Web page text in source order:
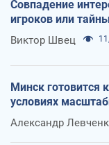
Совпадение
игроков или
Виктор Швец
Минск готовится
условиях
Александр